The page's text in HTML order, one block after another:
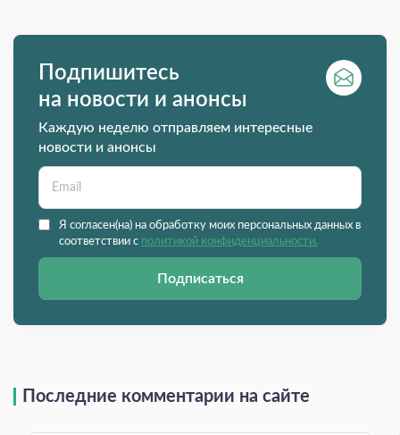
Подпишитесь
на новости и анонсы
Каждую неделю отправляем интересные
новости и анонсы
Я согласен(на) на обработку моих персональных данных в
соответствии с политикой конфиденциальности.
Подписаться
Последние комментарии на сайте